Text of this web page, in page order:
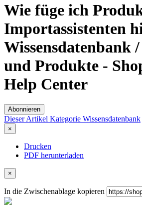
Wie füge ich
Importassistenten
Wissensdatenbank
und Produkte -
Help Center
Abonnieren
Dieser Artikel Kategorie Wissensdatenbank
×
Drucken
PDF herunterladen
×
In die Zwischenablage kopieren